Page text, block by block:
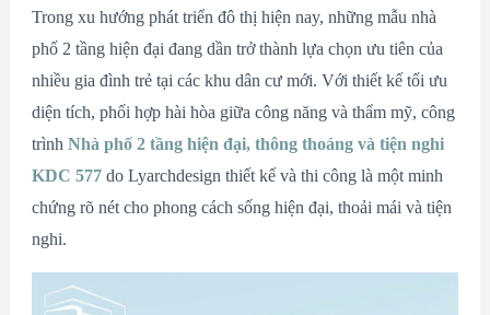
Trong xu hướng phát triển đô thị hiện nay, những mẫu nhà
phố 2 tầng hiện đại đang dần trở thành lựa chọn ưu tiên của
nhiều gia đình trẻ tại các khu dân cư mới. Với thiết kế tối ưu
diện tích, phối hợp hài hòa giữa công năng và thẩm mỹ, công
trình Nhà phố 2 tầng hiện đại, thông thoáng và tiện nghi
KDC 577do Lyarchdesign thiết kế và thi công là một minh
chứng rõ nét cho phong cách sống hiện đại, thoải mái và tiện
nghi.